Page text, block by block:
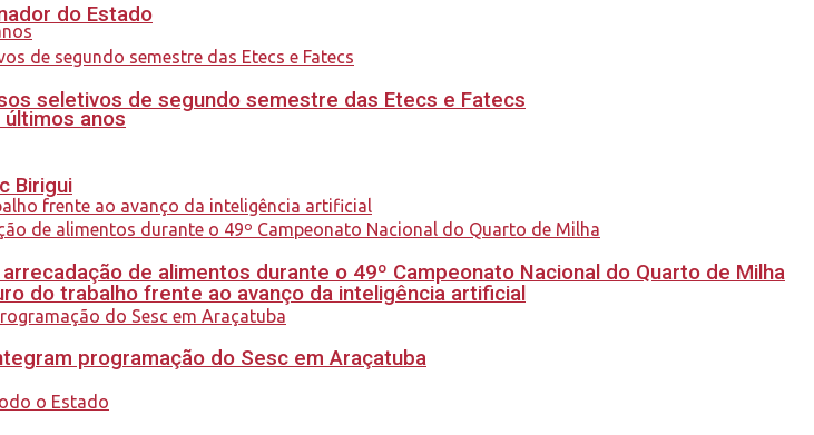
anos
do trabalho frente ao avanço da inteligência artificial
do Estado
seletivos de segundo semestre das Etecs e Fatecs
Birigui
de alimentos durante o 49º Campeonato Nacional do Quarto de Milha
programação do Sesc em Araçatuba